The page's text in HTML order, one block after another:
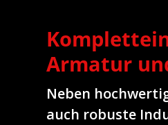
Armatur
Neben
auch robuste